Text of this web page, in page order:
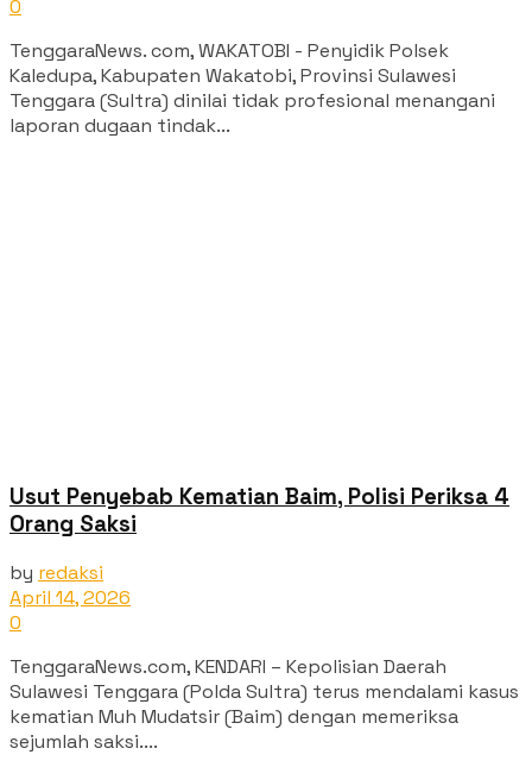
0
TenggaraNews. com, WAKATOBI - Penyidik Polsek
Kaledupa, Kabupaten Wakatobi, Provinsi Sulawesi
Tenggara (Sultra) dinilai tidak profesional menangani
laporan dugaan tindak...
Usut Penyebab Kematian Baim, Polisi Periksa 4
Orang Saksi
by redaksi
April 14, 2026
0
TenggaraNews.com, KENDARI – Kepolisian Daerah
Sulawesi Tenggara (Polda Sultra) terus mendalami kasus
kematian Muh Mudatsir (Baim) dengan memeriksa
sejumlah saksi....